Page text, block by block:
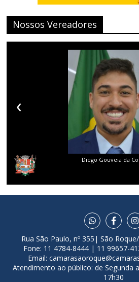
Nossos Vereadores
Diego Gouveia da
‹
Rua São Paulo, nº 355| São
Fone: 11 4784-8444 | 11 99657-
Email:
Atendimento ao público: de Segunda
17h30